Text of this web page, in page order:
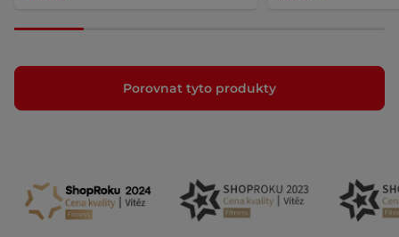
Porovnat tyto produkty